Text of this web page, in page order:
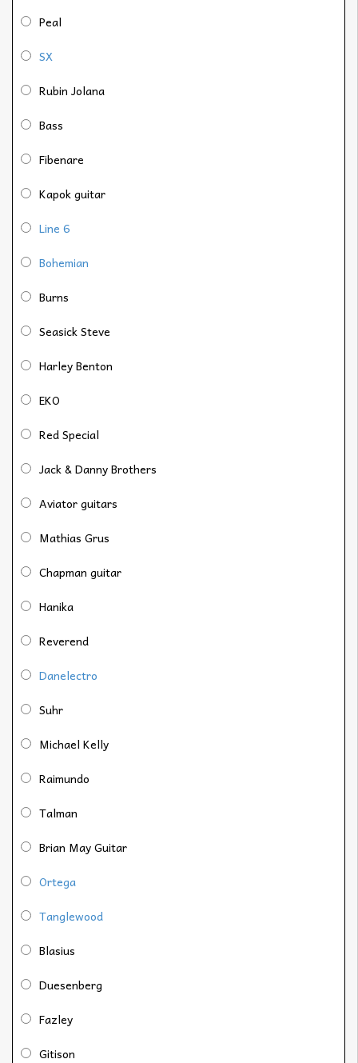
Peal
SX
Rubin Jolana
Bass
Fibenare
Kapok guitar
Line 6
Bohemian
Burns
Seasick Steve
Harley Benton
EKO
Red Special
Jack & Danny Brothers
Aviator guitars
Mathias Grus
Chapman guitar
Hanika
Reverend
Danelectro
Suhr
Michael Kelly
Raimundo
Talman
Brian May Guitar
Ortega
Tanglewood
Blasius
Duesenberg
Fazley
Gitison